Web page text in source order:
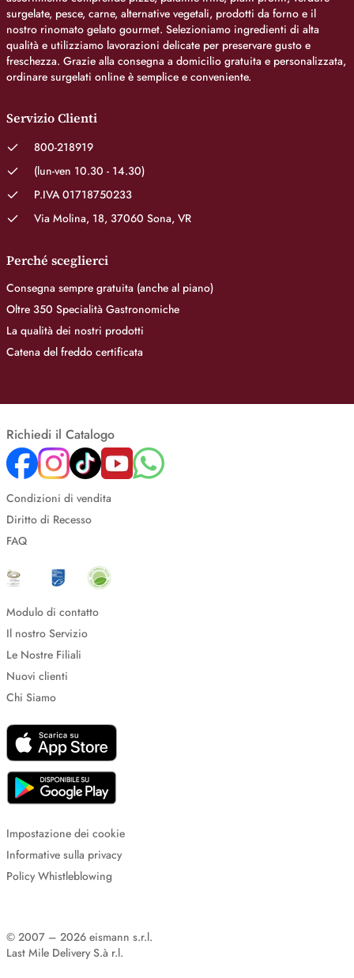
surgelate, pesce, carne, alternative vegetali, prodotti da forno e il
nostro rinomato gelato gourmet. Selezioniamo ingredienti di alta
qualità e utilizziamo lavorazioni delicate per preservare gusto e
freschezza. Grazie alla consegna a domicilio gratuita e personalizzata,
ordinare surgelati online è semplice e conveniente.
Servizio Clienti
800-218919
(lun-ven 10.30 - 14.30)
P.IVA 01718750233
Via Molina, 18, 37060 Sona, VR
Perché sceglierci
Consegna sempre gratuita (anche al piano)
Oltre 350 Specialità Gastronomiche
La qualità dei nostri prodotti
Catena del freddo certificata
Richiedi il Catalogo
Condizioni di vendita
Diritto di Recesso
FAQ
Modulo di contatto
Il nostro Servizio
Le Nostre Filiali
Nuovi clienti
Chi Siamo
Impostazione dei cookie
Informative sulla privacy
Policy Whistleblowing
© 2007 – 2026 eismann s.r.l.
Last Mile Delivery S.à r.l.